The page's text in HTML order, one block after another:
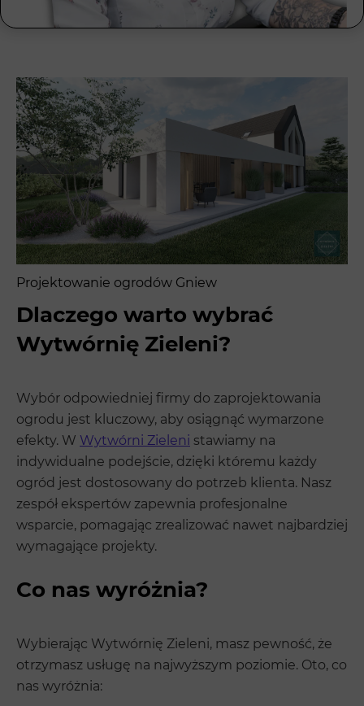
Projektowanie ogrodów Gniew
Dlaczego warto wybrać
Wytwórnię Zieleni?
Wybór odpowiedniej firmy do zaprojektowania
ogrodu jest kluczowy, aby osiągnąć wymarzone
efekty. W Wytwórni Zieleni stawiamy na
indywidualne podejście, dzięki któremu każdy
ogród jest dostosowany do potrzeb klienta. Nasz
zespół ekspertów zapewnia profesjonalne
wsparcie, pomagając zrealizować nawet najbardziej
wymagające projekty.
Co nas wyróżnia?
Wybierając Wytwórnię Zieleni, masz pewność, że
otrzymasz usługę na najwyższym poziomie. Oto, co
nas wyróżnia: